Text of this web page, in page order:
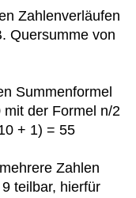
Zahlenverläufen
von
Summenformel
der Formel n/2
+ 1) = 55
Zahlen
teilbar, hierfür